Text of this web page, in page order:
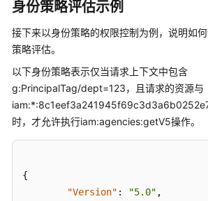
使
用
标
识
华
为
云
身份策略评估示例
接下来以身份策略的权限控制为例，说明如
策略评估。
以下身份策略表示仅当请求上下文中包含
g:PrincipalTag/dept=123，且请求的资源与
时，才允许执行iam:agencies:getV5操作。
{
"Version" : "5.0" ,